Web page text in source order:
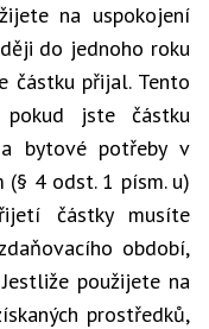
na uspokojení
do jednoho roku
částku přijal. Tento
jste částku
bytové potřeby v
4 odst. 1 písm. u)
částky musíte
období,
použijete na
prostředků,